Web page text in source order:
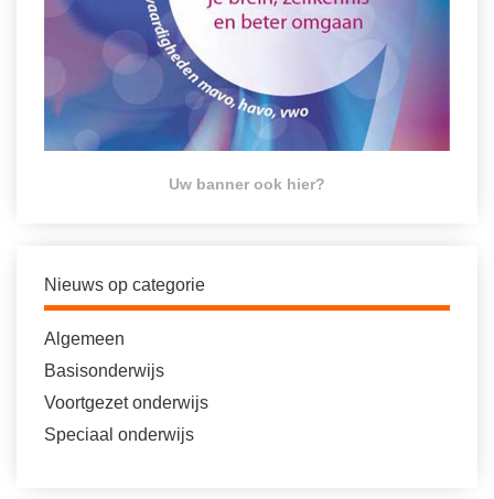
Uw banner ook hier?
Nieuws op categorie
Algemeen
Basisonderwijs
Voortgezet onderwijs
Speciaal onderwijs